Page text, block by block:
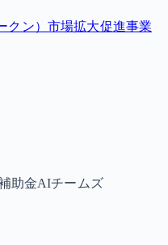
クン）市場拡大促進事業
助金AIチームズ